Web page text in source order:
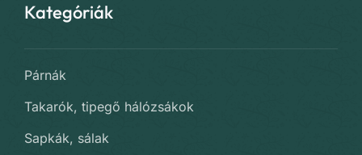
Kategóriák
Párnák
Takarók, tipegő hálózsákok
Sapkák, sálak